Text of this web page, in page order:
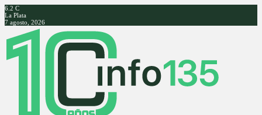
6.2 C
La Plata
7 agosto, 2026
Facebook
Twitter
Instagram
Youtube